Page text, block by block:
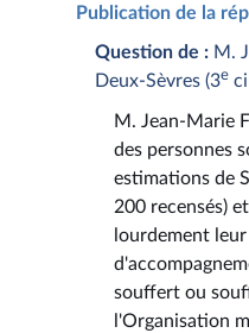
Publication de la
Question de : M.
Deux-Sèvres (3e
M. Jean-Marie
des personnes
estimations de
200 recensés)
lourdement
souffert ou
l'Organisation